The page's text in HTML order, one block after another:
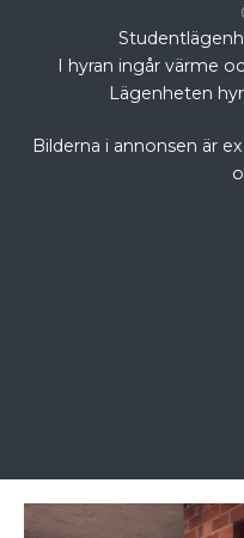
I hyran ingår värme
Lägenheten
Bilderna i annonsen är